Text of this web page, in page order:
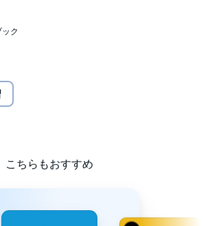
英語がスムーズに口から出てくること請
ツにテキスト情報は含まれておりませ
することをおすすめ致します。◇対象レ
ALC PRESS, INC.
こちらもおすすめ